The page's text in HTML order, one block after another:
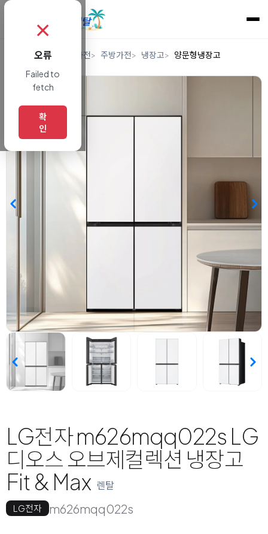
렌탈 디지털/가전 주방가전 냉장고 양문형냉장고
LG전자 m626mqq022s LG
디오스 오브제컬렉션 냉장고
Fit & Max 렌탈
LG전자 m626mqq022s
✗
오류
Failed to
fetch
확
인